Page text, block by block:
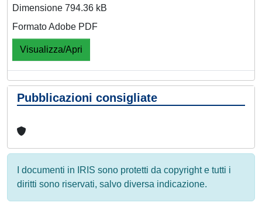
Dimensione 794.36 kB
Formato Adobe PDF
Visualizza/Apri
Pubblicazioni consigliate
I documenti in IRIS sono protetti da copyright e tutti i
diritti sono riservati, salvo diversa indicazione.